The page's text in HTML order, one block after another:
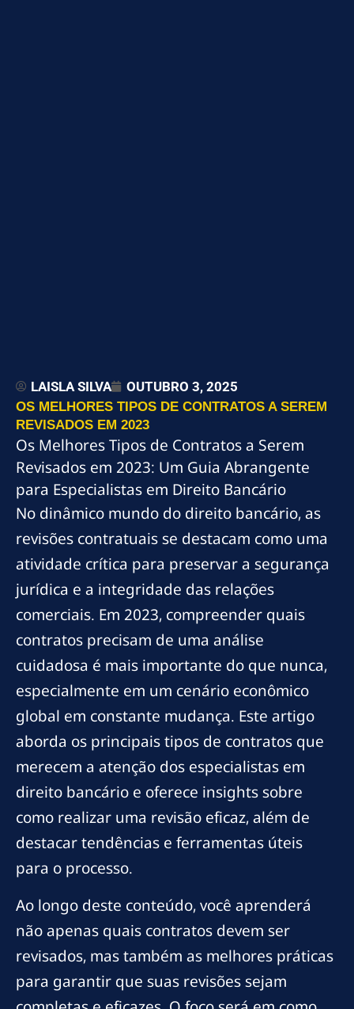
LAISLA SILVA OUTUBRO 3, 2025
OS MELHORES TIPOS DE CONTRATOS A SEREM
REVISADOS EM 2023
Os Melhores Tipos de Contratos a Serem
Revisados em 2023: Um Guia Abrangente
para Especialistas em Direito Bancário
No dinâmico mundo do direito bancário, as
revisões contratuais se destacam como uma
atividade crítica para preservar a segurança
jurídica e a integridade das relações
comerciais. Em 2023, compreender quais
contratos precisam de uma análise
cuidadosa é mais importante do que nunca,
especialmente em um cenário econômico
global em constante mudança. Este artigo
aborda os principais tipos de contratos que
merecem a atenção dos especialistas em
direito bancário e oferece insights sobre
como realizar uma revisão eficaz, além de
destacar tendências e ferramentas úteis
para o processo.
Ao longo deste conteúdo, você aprenderá
não apenas quais contratos devem ser
revisados, mas também as melhores práticas
para garantir que suas revisões sejam